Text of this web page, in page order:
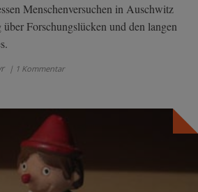
Menschenversuchen in Auschwitz
Forschungslücken und den langen
| 1 Kommentar